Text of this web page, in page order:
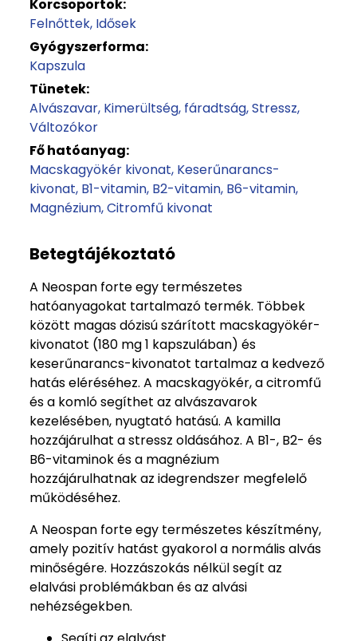
Korcsoportok:
Felnőttek Idősek
Gyógyszerforma:
Kapszula
Tünetek:
Alvászavar Kimerültség, fáradtság Stressz
Változókor
Fő hatóanyag:
Macskagyökér kivonat Keserűnarancs-
kivonat B1-vitamin B2-vitamin B6-vitamin
Magnézium Citromfű kivonat
Betegtájékoztató
A Neospan forte egy természetes
hatóanyagokat tartalmazó termék. Többek
között magas dózisú szárított macskagyökér-
kivonatot (180 mg 1 kapszulában) és
keserűnarancs-kivonatot tartalmaz a kedvező
hatás eléréséhez. A macskagyökér, a citromfű
és a komló segíthet az alvászavarok
kezelésében, nyugtató hatású. A kamilla
hozzájárulhat a stressz oldásához. A B1-, B2- és
B6-vitaminok és a magnézium
hozzájárulhatnak az idegrendszer megfelelő
működéséhez.
A Neospan forte egy természetes készítmény,
amely pozitív hatást gyakorol a normális alvás
minőségére. Hozzászokás nélkül segít az
elalvási problémákban és az alvási
nehézségekben.